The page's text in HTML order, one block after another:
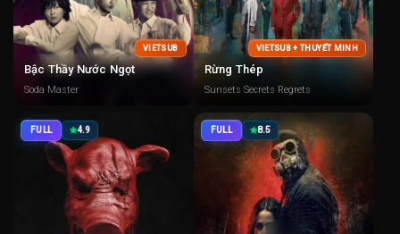
VIETSUB
Bậc Thầy Nước Ngọt
Soda Master
VIETSUB + THUYẾT MINH
Rừng Thép
Sunsets Secrets Regrets
FULL 4.9 FULL 8.5